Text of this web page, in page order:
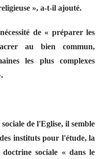
», a-t-il ajouté.
de « préparer les
au bien commun,
les plus complexes
de l'Eglise, il semble
instituts pour l'étude, la
sociale « dans le